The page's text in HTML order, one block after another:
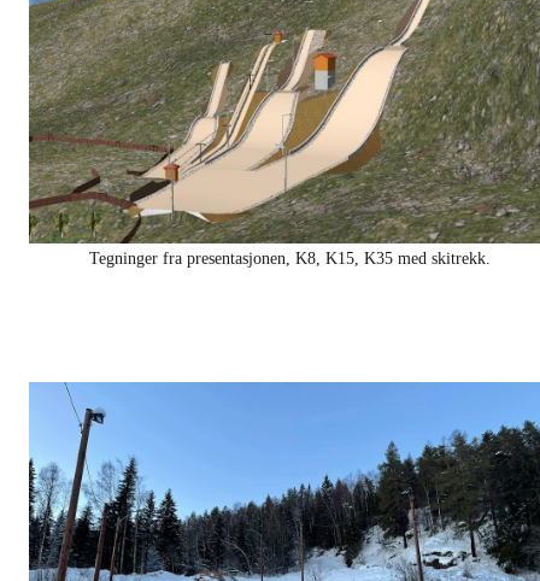
Tegninger fra presentasjonen, K8, K15, K35 med skitrekk.